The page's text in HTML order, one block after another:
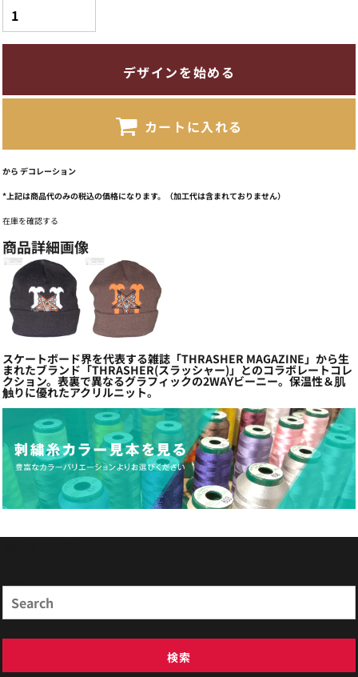
デザインを始める
カートに入れる
から デコレーション
*上記は商品代のみの税込の価格になります。（加工代は含まれておりません）
在庫を確認する
商品詳細画像
スケートボード界を代表する雑誌「THRASHER MAGAZINE」から生
まれたブランド「THRASHER(スラッシャー)」とのコラボレートコレ
クション。表裏で異なるグラフィックの2WAYビーニー。保温性＆肌
触りに優れたアクリルニット。
検索